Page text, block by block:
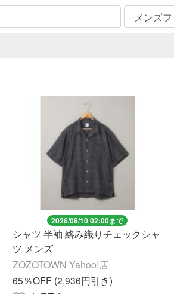
2026/08/10 02:00まで
シャツ 半袖 絡み織りチェックシャ
ツ メンズ
ZOZOTOWN Yahoo!店
65％OFF (2,936円引き)